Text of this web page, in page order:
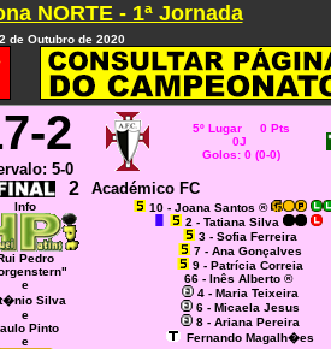
NORTE - 1ª Jornada
de Outubro de 2020
2
5-0
5º Lugar 0 Pts
0J
Golos: 0 (0-0)
2 Académico FC
Info
Pedro
e
Silva
e
Pinto
e
10 - Joana Santos ®
2 - Tatiana Silva
3 - Sofia Ferreira
7 - Ana Gonçalves
9 - Patrícia Correia
66 - Inês Alberto ®
4 - Maria Teixeira
6 - Micaela Jesus
8 - Ariana Pereira
Fernando Magalh�es